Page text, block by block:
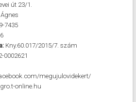
út 23/1.
7435
Kny.60.017/2015/7. szám
0002621
megujulovidekert/
online.hu